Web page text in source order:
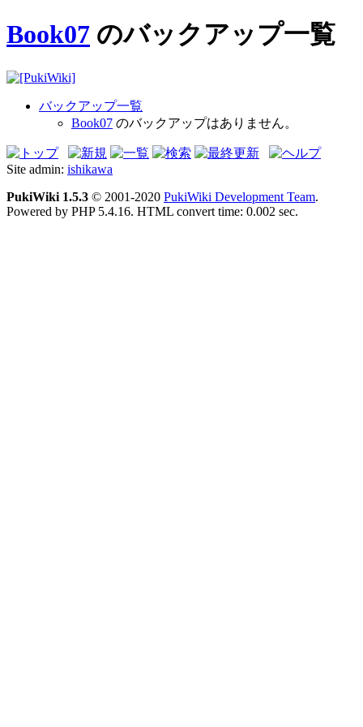
Book07 のバックアップ一覧
バックアップ一覧
Book07 のバックアップはありません。
Site admin: ishikawa
PukiWiki 1.5.3 © 2001-2020 PukiWiki Development Team.
Powered by PHP 5.4.16. HTML convert time: 0.002 sec.